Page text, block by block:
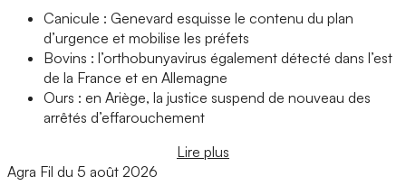
Canicule : Genevard esquisse le contenu du plan
d’urgence et mobilise les préfets
Bovins : l’orthobunyavirus également détecté dans l’est
de la France et en Allemagne
Ours : en Ariège, la justice suspend de nouveau des
arrêtés d’effarouchement
Lire plus
Agra Fil du 5 août 2026